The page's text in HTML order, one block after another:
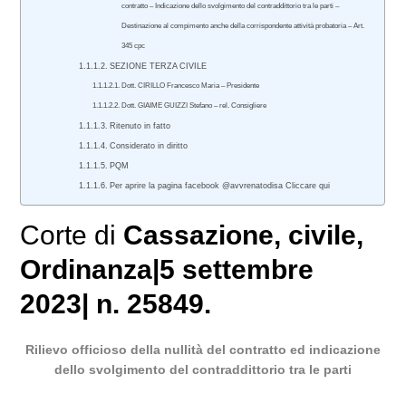
contratto – Indicazione dello svolgimento del contraddittorio tra le parti –
Destinazione al compimento anche della corrispondente attività probatoria – Art.
345 cpc
SEZIONE TERZA CIVILE
Dott. CIRILLO Francesco Maria – Presidente
Dott. GIAIME GUIZZI Stefano – rel. Consigliere
Ritenuto in fatto
Considerato in diritto
PQM
Per aprire la pagina facebook @avvrenatodisa Cliccare qui
Corte di Cassazione, civile,
Ordinanza|5 settembre
2023| n. 25849.
Rilievo officioso della nullità del contratto ed indicazione
dello svolgimento del contraddittorio tra le parti